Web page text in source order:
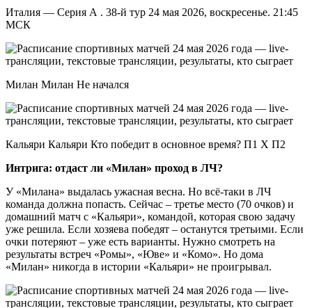
Италия — Серия А . 38-й тур 24 мая 2026, воскресенье. 21:45
МСК
Милан Милан Не начался
Кальяри Кальяри Кто победит в основное время? П1 X П2
Интрига: отдаст ли «Милан» проход в ЛЧ?
У «Милана» выдалась ужасная весна. Но всё-таки в ЛЧ
команда должна попасть. Сейчас – третье место (70 очков) и
домашний матч с «Кальяри», командой, которая свою задачу
уже решила. Если хозяева победят – останутся третьими. Если
очки потеряют – уже есть варианты. Нужно смотреть на
результаты встреч «Ромы», «Юве» и «Комо». Но дома
«Милан» никогда в истории «Кальяри» не проигрывал.